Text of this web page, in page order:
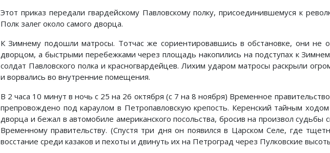
Этот приказ передали гвардейскому Павловскому полку, присоединившемуся к
Полк залег около самого дворца.
К Зимнему подошли матросы. Тотчас же сориентировавшись в обстановке, они не
дворцом, а быстрыми перебежками через площадь накопились на подступах к
солдат Павловского полка и красногвардейцев. Лихим ударом матросы раскрыли
и ворвались во внутренние помещения.
В 2 часа 10 минут в ночь с 25 на 26 октября (с 7 на 8 ноября) Временное
препровождено под караулом в Петропавловскую крепость. Керенский тайным
дворца и бежал в автомобиле американского посольства, бросив на произвол судьбы
Временному правительству. (Спустя три дня он появился в Царском Селе, где
восстание среди казаков и пехоты и двинуть их на Петроград через Пулковские